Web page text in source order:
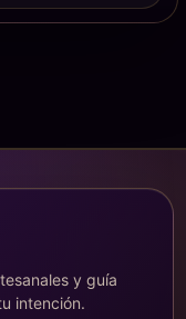
y guía
intención.